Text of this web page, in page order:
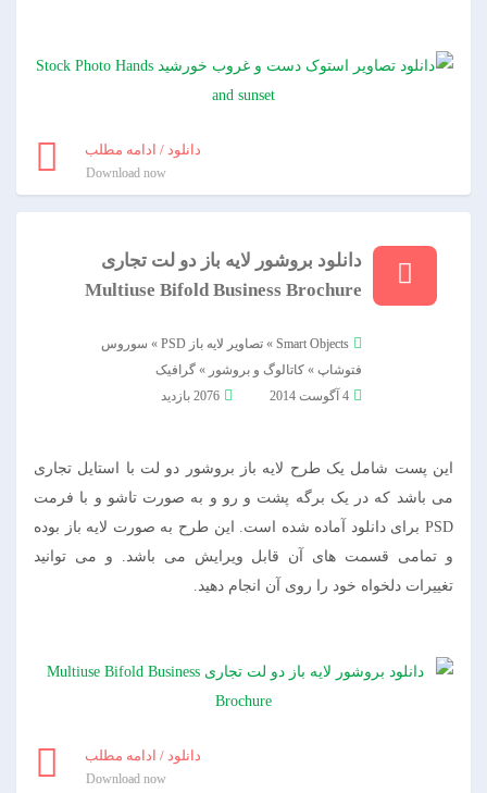
دانلود / ادامه مطلب
Download now
دانلود بروشور لایه باز دو لت تجاری
Multiuse Bifold Business Brochure
Smart Objects
»تصاویر لایه باز PSD » سوروس
فتوشاپ »کاتالوگ و بروشور »گرافیک
4 آگوست 2014
2076 بازدید
این پست شامل یک طرح لایه باز بروشور دو لت با استایل تجاری
می باشد که در یک برگه پشت و رو و به صورت تاشو و با فرمت
PSD برای دانلود آماده شده است. این طرح به صورت لایه باز بوده
و تمامی قسمت های آن قابل ویرایش می باشد. و می توانید
تغییرات دلخواه خود را روی آن انجام دهید.
دانلود / ادامه مطلب
Download now